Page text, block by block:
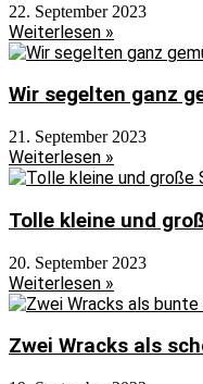
22. September 2023
Weiterlesen »
Wir segelten ganz
21. September 2023
Weiterlesen »
Tolle kleine und
20. September 2023
Weiterlesen »
Zwei Wracks als